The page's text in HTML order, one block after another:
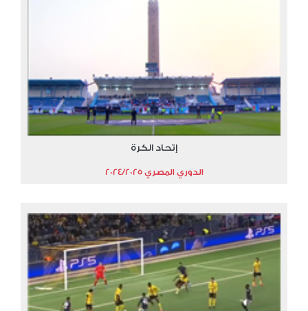
إتحاد الكرة
الدوري المصري 2024/2025